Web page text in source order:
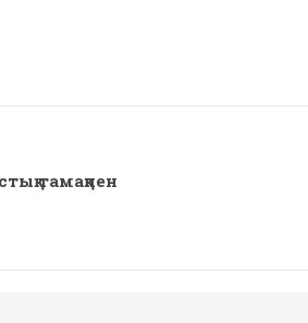
тамақпен